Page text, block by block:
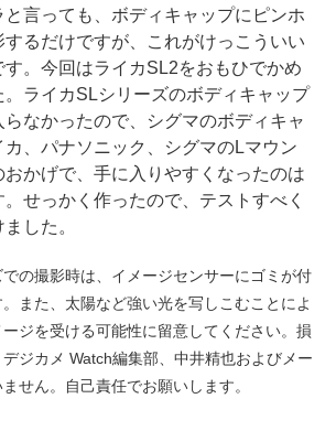
言っても、ボディキャップにピンホ
るだけですが、これがけっこういい
。今回はライカSL2をおもひでかめ
。ライカSLシリーズのボディキャップ
なかったので、シグマのボディキャ
カ、パナソニック、シグマのLマウン
おかげで、手に入りやすくなったのは
せっかく作ったので、テストすべく
した。
の撮影時は、イメージセンサーにゴミが付
また、太陽など強い光を写しこむことによ
ジを受ける可能性に留意してください。損
ジカメ Watch編集部、中井精也およびメー
せん。自己責任でお願いします。